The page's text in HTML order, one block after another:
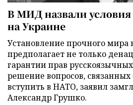
В МИД назвали
на Украине
Установление прочного мира
предполагает не только
гарантии прав
решение вопросов,
вступить в НАТО, заявил
Александр Грушко.